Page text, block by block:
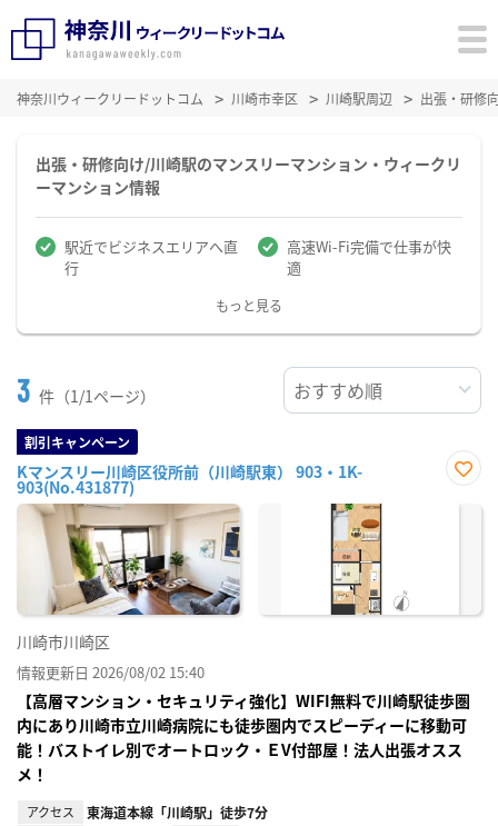
神奈川ウィークリードットコム 川崎市幸区 川崎駅周辺 出張・研修
出張・研修向け/川崎駅のマンスリーマンション・ウィークリ
ーマンション情報
駅近でビジネスエリアへ直
行
高速Wi-Fi完備で仕事が快
適
もっと見る
3 件（1/1ページ）
割引キャンペーン
Kマンスリー川崎区役所前（川崎駅東） 903・1K-
903(No.431877)
に入
川崎市川崎区
情報更新日 2026/08/02 15:40
【高層マンション・セキュリティ強化】WIFI無料で川崎駅徒歩圏
内にあり川崎市立川崎病院にも徒歩圏内でスピーディーに移動可
能！バストイレ別でオートロック・ＥV付部屋！法人出張オスス
メ！
アクセス 東海道本線「川崎駅」徒歩7分